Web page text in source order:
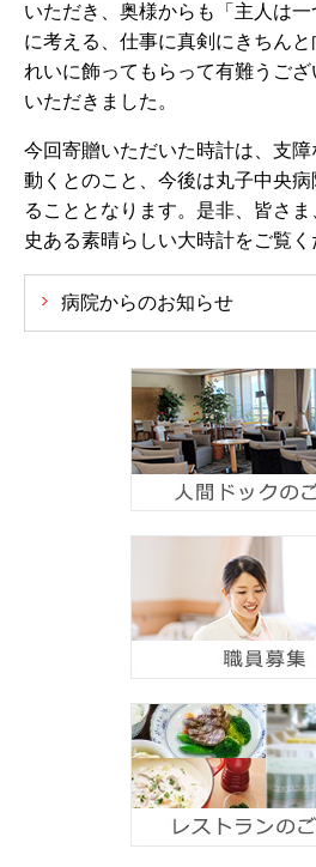
いただき、奥様からも「主人は
に考える、仕事に真剣にきちん
れいに飾ってもらって有難うご
いただきました。
今回寄贈いただいた時計は、支
動くとのこと、今後は丸子中央
ることとなります。是非、皆さ
史ある素晴らしい大時計をご覧く
病院からのお知らせ